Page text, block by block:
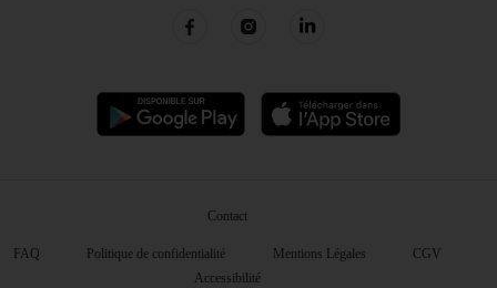
Contact
FAQ Politique de confidentialité Mentions Légales
CGV
Accessibilité